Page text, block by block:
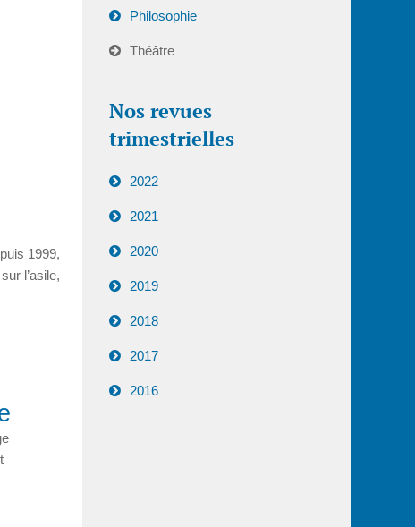
1999,
l’asile,
Philosophie
Théâtre
Nos revues
trimestrielles
2022
2021
2020
2019
2018
2017
2016